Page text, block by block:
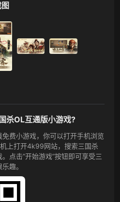
杀OL互通版小游戏?
费小游戏，你可以打开手机浏览
上打开4k99网站，搜索三国杀
点击”开始游戏”按钮即可享受三
趣。